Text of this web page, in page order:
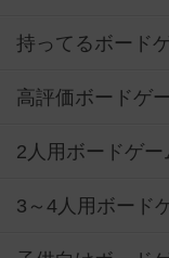
持ってるボード
高評価ボードゲ
2人用ボードゲー
3～4人用ボード